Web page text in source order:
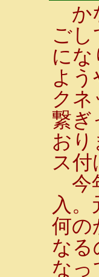
か
ご
に
よ
クネ
繋ぎ
おり
ス
今
入
何の
なる
なっ